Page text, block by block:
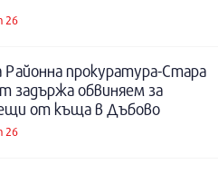
26
Районна прокуратура-Стара
задържа обвиняем за
от къща в Дъбово
26